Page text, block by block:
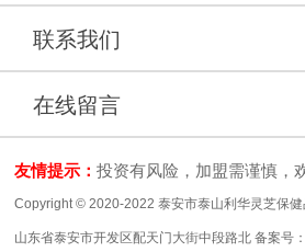
联系我们
在线留言
友情提示：投资有风险，加盟需谨慎，
Copyright © 2020-2022 泰安市泰山利华灵芝保健
山东省泰安市开发区配天门大街中段路北 备案号